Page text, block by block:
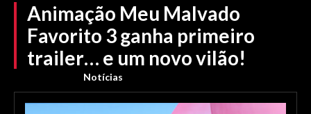
Animação Meu Malvado
Favorito 3 ganha primeiro
trailer… e um novo vilão!
Notícias